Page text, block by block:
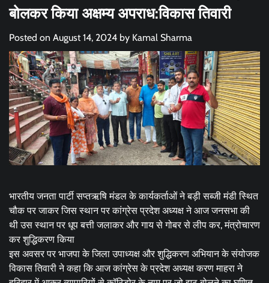
बोलकर किया अक्षम्य अपराध:विकास तिवारी
Posted on August 14, 2024 by Kamal Sharma
भारतीय जनता पार्टी सप्तऋषि मंडल के कार्यकर्ताओं ने बड़ी सब्जी मंडी स्थित
चौक पर जाकर जिस स्थान पर कांग्रेस प्रदेश अध्यक्ष ने आज जनसभा की
थी उस स्थान पर धूप बत्ती जलाकर और गाय से गोबर से लीप कर, मंत्रोचारण
कर शुद्धिकरण किया
इस अवसर पर भाजपा के जिला उपाध्यक्ष और शुद्धिकरण अभियान के संयोजक
विकास तिवारी ने कहा कि आज कांग्रेस के प्रदेश अध्यक्ष करण माहरा ने